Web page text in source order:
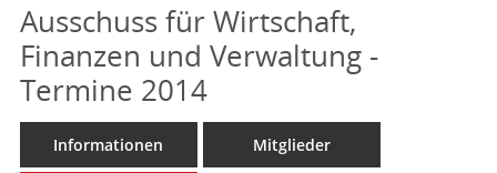
Ausschuss für Wirtschaft,
Finanzen und Verwaltung -
Termine 2014
Informationen Mitglieder